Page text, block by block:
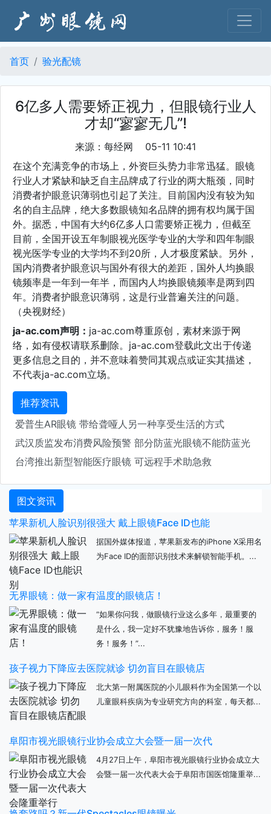
首页 验光配镜
6亿多人需要矫正视力，但眼镜行业人
才却“寥寥无几”!
来源：每经网 05-11 10:41
在这个充满竞争的市场上，外资巨头势力非常迅猛。眼镜
行业人才紧缺和缺乏自主品牌成了行业的两大瓶颈，同时
消费者护眼意识薄弱也引起了关注。目前国内没有较为知
名的自主品牌，绝大多数眼镜知名品牌的拥有权均属于国
外。据悉，中国有大约6亿多人口需要矫正视力，但截至
目前，全国开设五年制眼视光医学专业的大学和四年制眼
视光医学专业的大学均不到20所，人才极度紧缺。另外，
国内消费者护眼意识与国外有很大的差距，国外人均换眼
镜频率是一年到一年半，而国内人均换眼镜频率是两到四
年。消费者护眼意识薄弱，这是行业普遍关注的问题。
（央视财经）
ja-ac.com声明： ja-ac.com尊重原创，素材来源于网
络，如有侵权请联系删除。ja-ac.com登载此文出于传递
更多信息之目的，并不意味着赞同其观点或证实其描述，
不代表ja-ac.com立场。
推荐资讯
爱普生AR眼镜 带给聋哑人另一种享受生活的方式
武汉质监发布消费风险预警 部分防蓝光眼镜不能防蓝光
台湾推出新型智能医疗眼镜 可远程手术助急救
图文资讯
苹果新机人脸识别很强大 戴上眼镜Face ID也能
据国外媒体报道，苹果新发布的iPhone X采用名
为Face ID的面部识别技术来解锁智能手机。...
无界眼镜：做一家有温度的眼镜店！
“如果你问我，做眼镜行业这么多年，最重要的
是什么，我一定好不犹豫地告诉你，服务！服
务！服务！”...
孩子视力下降应去医院就诊 切勿盲目在眼镜店
北大第一附属医院的小儿眼科作为全国第一个以
儿童眼科疾病为专业研究方向的科室，每天都...
阜阳市视光眼镜行业协会成立大会暨一届一次代
4月27日上午，阜阳市视光眼镜行业协会成立大
会暨一届一次代表大会于阜阳市国医馆隆重举...